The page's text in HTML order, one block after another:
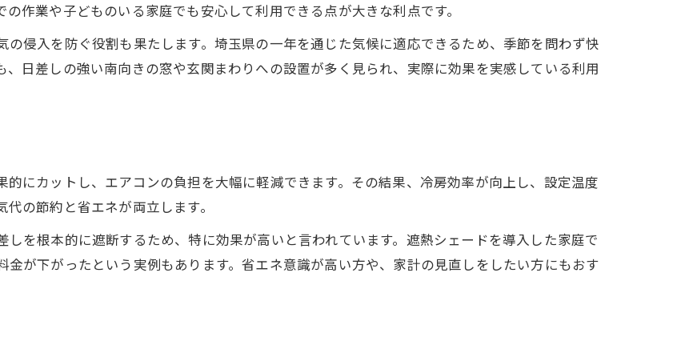
遮熱シェード導入前後で変わる生活の実感
遮熱で冷房費削減と快適性向上を実現する
遮熱対策で住まいの省エネを強化する方法
温度の上昇防止へ遮熱の豆知識
遮熱で室内温度を簡単にコントロールする方法
遮熱と断熱の効果的な組み合わせ活用術
遮熱素材の特徴とシェード選びのポイント
室内熱中症予防に役立つ遮熱の知識を伝授
作業や子どものいる家庭でも安心して利用できる点が大きな利点です。
侵入を防ぐ役割も果たします。埼玉県の一年を通じた気候に適応できるため、季節を問わず快
日差しの強い南向きの窓や玄関まわりへの設置が多く見られ、実際に効果を実感している利用
にカットし、エアコンの負担を大幅に軽減できます。その結果、冷房効率が向上し、設定温度
の節約と省エネが両立します。
を根本的に遮断するため、特に効果が高いと言われています。遮熱シェードを導入した家庭で
が下がったという実例もあります。省エネ意識が高い方や、家計の見直しをしたい方にもおす